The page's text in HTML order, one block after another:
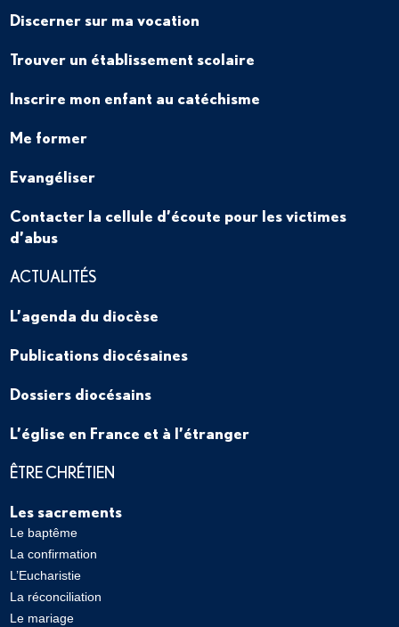
Discerner sur ma vocation
Trouver un établissement scolaire
Inscrire mon enfant au catéchisme
Me former
Evangéliser
Contacter la cellule d’écoute pour les victimes
d’abus
ACTUALITÉS
L’agenda du diocèse
Publications diocésaines
Dossiers diocésains
L’église en France et à l’étranger
ÊTRE CHRÉTIEN
Les sacrements
Le baptême
La confirmation
L’Eucharistie
La réconciliation
Le mariage